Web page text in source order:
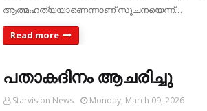
ആത്മഹത്യയാണെന്നാണ് സൂചനയെന്ന്…
Read more
പതാകദിനം ആചരിച്ചു
Starvision News Monday, March 09, 2026